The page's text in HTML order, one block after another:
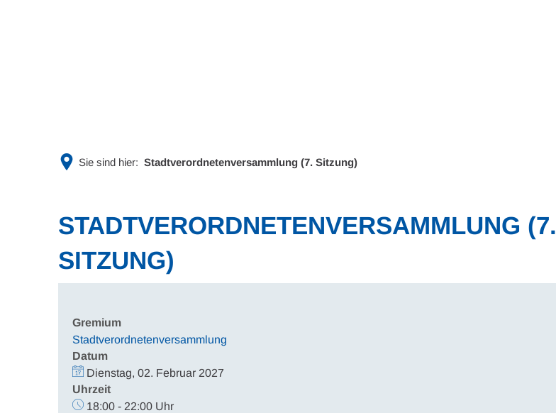
Sie sind hier: Stadtverordnetenversammlung (7. Sitzung)
STADTVERORDNETENVERSAMMLUNG (7.
SITZUNG)
Gremium
Stadtverordnetenversammlung
Datum
Dienstag, 02. Februar 2027
Uhrzeit
18:00 - 22:00 Uhr